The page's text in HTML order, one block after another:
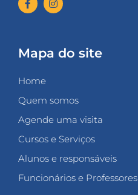
Mapa do site
Home
Quem somos
Agende uma visita
Cursos e Serviços
Alunos e responsáveis
Funcionários e Professores